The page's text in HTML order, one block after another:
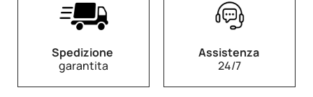
Spedizione
garantita
Assistenza
24/7